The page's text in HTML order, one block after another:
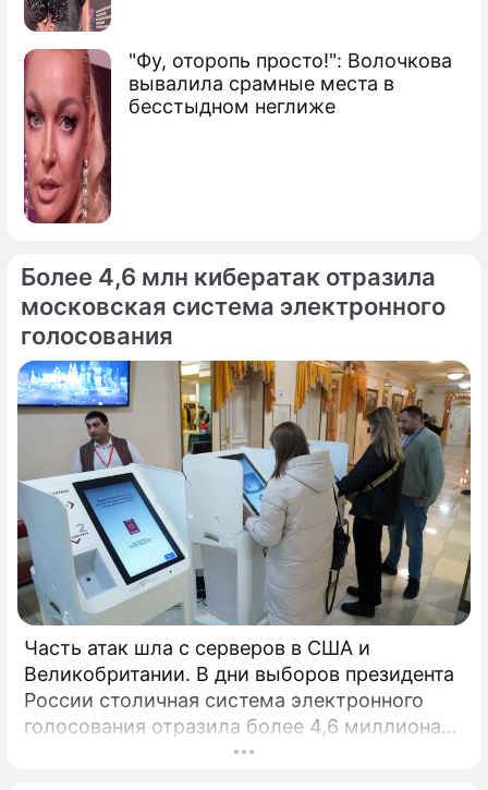
"Фу, оторопь просто!": Волочкова
вывалила срамные места в
бесстыдном неглиже
Более 4,6 млн кибератак отразила
московская система электронного
голосования
Часть атак шла с серверов в США и
Великобритании. В дни выборов президента
России столичная система электронного
голосования отразила более 4,6 миллиона
кибератак, сообщил глава Электронного